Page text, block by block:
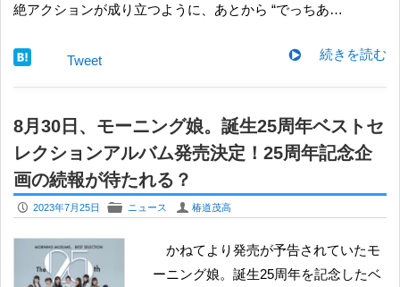
絶アクションが成り立つように、あとから “でっちあ…
続きを読む
Tweet
8月30日、モーニング娘。誕生25周年ベストセ
レクションアルバム発売決定！25周年記念企
画の続報が待たれる？
P 2023年7月25日 F ニュース U 椿道茂高
かねてより発売が予告されていたモ
ーニング娘。誕生25周年を記念したベ